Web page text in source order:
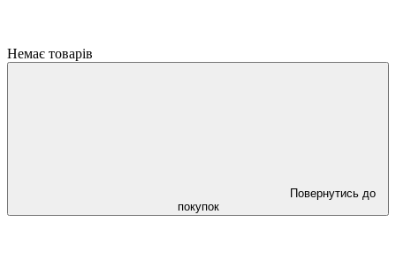
Немає товарів
Повернутись до
покупок